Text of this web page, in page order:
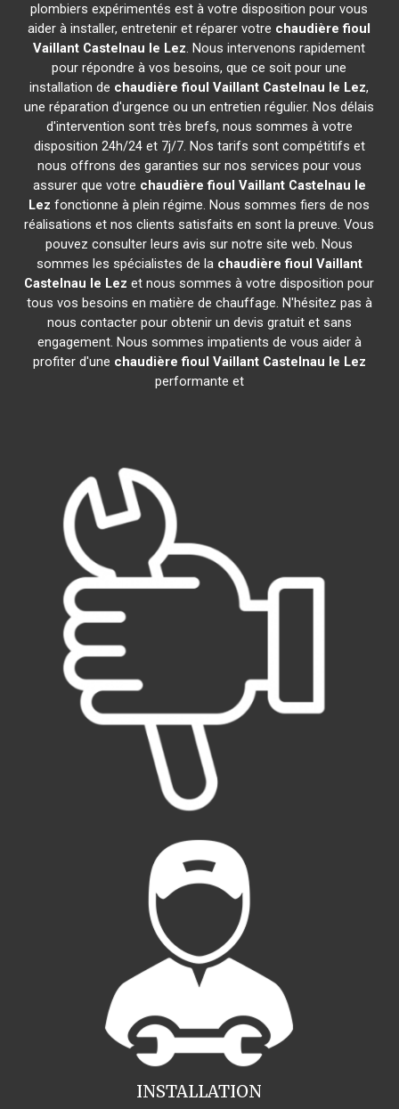
plombiers expérimentés est à votre disposition pour vous
aider à installer, entretenir et réparer votre chaudière fioul
Vaillant Castelnau le Lez. Nous intervenons rapidement
pour répondre à vos besoins, que ce soit pour une
installation de chaudière fioul Vaillant Castelnau le Lez,
une réparation d'urgence ou un entretien régulier. Nos délais
d'intervention sont très brefs, nous sommes à votre
disposition 24h/24 et 7j/7. Nos tarifs sont compétitifs et
nous offrons des garanties sur nos services pour vous
assurer que votre chaudière fioul Vaillant Castelnau le
Lez fonctionne à plein régime. Nous sommes fiers de nos
réalisations et nos clients satisfaits en sont la preuve. Vous
pouvez consulter leurs avis sur notre site web. Nous
sommes les spécialistes de la chaudière fioul Vaillant
Castelnau le Lez et nous sommes à votre disposition pour
tous vos besoins en matière de chauffage. N'hésitez pas à
nous contacter pour obtenir un devis gratuit et sans
engagement. Nous sommes impatients de vous aider à
profiter d'une chaudière fioul Vaillant Castelnau le Lez
performante et
INSTALLATION